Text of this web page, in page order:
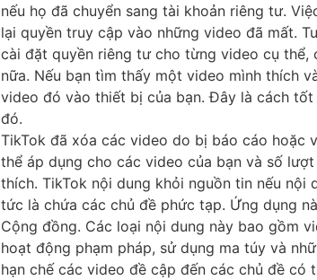
nếu họ đã chuyển sang tài khoản riêng tư.
lại quyền truy cập vào những video đã mất.
cài đặt quyền riêng tư cho từng video cụ
nữa. Nếu bạn tìm thấy một video mình thích
video đó vào thiết bị của bạn. Đây là cách
đó.
TikTok đã xóa các video do bị báo cáo hoặc
thể áp dụng cho các video của bạn và số
thích. TikTok nội dung khỏi nguồn tin nếu
tức là chứa các chủ đề phức tạp. Ứng dụng
Cộng đồng. Các loại nội dung này bao gồm
hoạt động phạm pháp, sử dụng ma túy và
hạn chế các video đề cập đến các chủ đề